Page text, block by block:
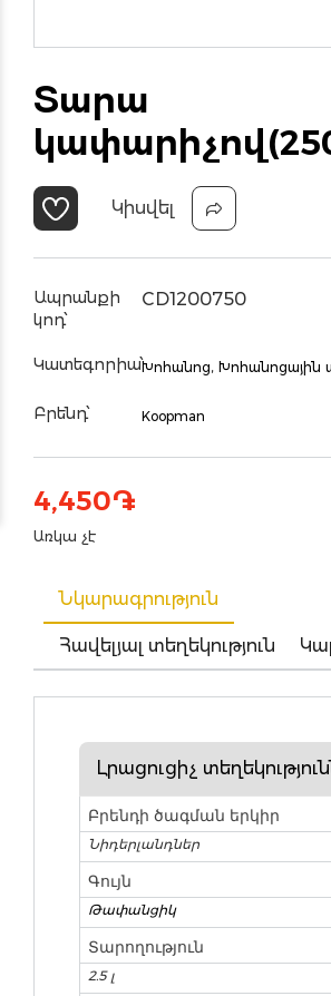
Տարա
Կիսվել
Ապրանքի
կոդ՝
CD1200750
Կատեգորիա՝Խոհանոց,
Բրենդ՝ Koopman
4,450֏
Առկա չէ
Նկարագրություն
Հավելյալ տեղեկություն
Լրացուցիչ
Բրենդի ծագման երկիր
Նիդերլանդներ
Գույն
Թափանցիկ
Տարողություն
2.5 լ